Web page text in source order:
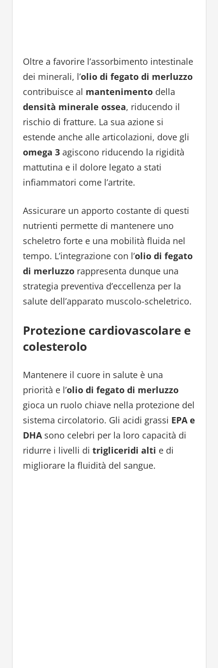
Oltre a favorire l’assorbimento intestinale
dei minerali, l’olio di fegato di merluzzo
contribuisce al mantenimentodella
densità minerale ossea, riducendo il
rischio di fratture. La sua azione si
estende anche alle articolazioni, dove gli
omega 3agiscono riducendo la rigidità
mattutina e il dolore legato a stati
infiammatori come l’artrite.
Assicurare un apporto costante di questi
nutrienti permette di mantenere uno
scheletro forte e una mobilità fluida nel
tempo. L’integrazione con l’olio di fegato
di merluzzorappresenta dunque una
strategia preventiva d’eccellenza per la
salute dell’apparato muscolo-scheletrico.
Protezione cardiovascolare e
colesterolo
Mantenere il cuore in salute è una
priorità e l’olio di fegato di merluzzo
gioca un ruolo chiave nella protezione del
sistema circolatorio. Gli acidi grassi EPA e
DHAsono celebri per la loro capacità di
ridurre i livelli di trigliceridi alti e di
migliorare la fluidità del sangue.